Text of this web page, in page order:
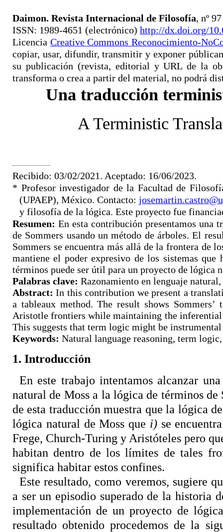
Daimon. Revista Internacional de Filosofía, nº
ISSN: 1989-4651 (electrónico) http://dx.doi.org/
Licencia Creative Commons Reconocimiento-
copiar, usar, difundir, transmitir y exponer
su publicación (revista, editorial y URL de la
transforma o crea a partir del material, no podrá
Una traducción
A Terministic
Recibido: 03/02/2021. Aceptado: 16/06/2023.
* Profesor investigador de la Facultad de
(UPAEP), México. Contacto:
y filosofía de la lógica. Este proyecto fue
Resumen: En esta contribución presentamos una
de Sommers usando un método de árboles. El
Sommers se encuentra más allá de la frontera de
mantiene el poder expresivo de los sistemas
términos puede ser útil para un proyecto de lógica
Palabras clave: Razonamiento en lenguaje
Abstract: In this contribution we present a
a tableaux method. The result shows
Aristotle frontiers while maintaining the
This suggests that term logic might be
Keywords: Natural language reasoning, term
1. Introducción
En este trabajo intentamos alcanzar
natural de Moss a la lógica de términos
de esta traducción muestra que la lógica
lógica natural de Moss que i)se
Frege, Church-Turing y Aristóteles pero
habitan dentro de los límites de tales
significa habitar estos confines.
Este resultado, como veremos, sugiere
a ser un episodio superado de la historia
implementación de un proyecto de
resultado obtenido procedemos de la